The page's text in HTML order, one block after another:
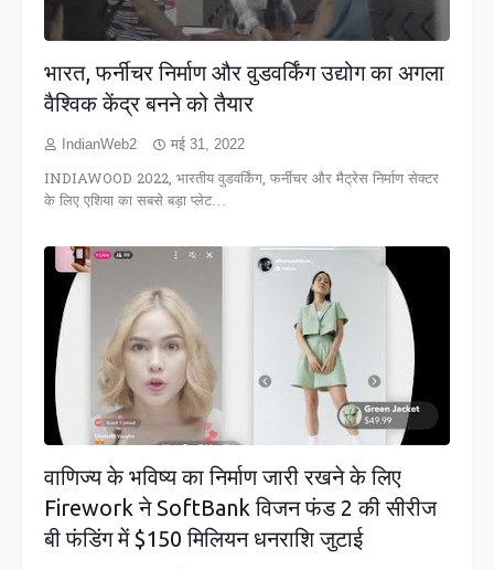
भारत, फर्नीचर निर्माण और वुडवर्किंग उद्योग का अगला
वैश्विक केंद्र बनने को तैयार
IndianWeb2 मई 31, 2022
INDIAWOOD 2022, भारतीय वुडवर्किंग, फर्नीचर और मैट्रेस निर्माण सेक्टर
के लिए एशिया का सबसे बड़ा प्लेट…
वाणिज्य के भविष्य का निर्माण जारी रखने के लिए
Firework ने SoftBank विजन फंड 2 की सीरीज
बी फंडिंग में $150 मिलियन धनराशि जुटाई